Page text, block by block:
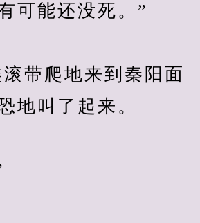
可能还没死。”
爬地来到秦阳面
地叫了起来。